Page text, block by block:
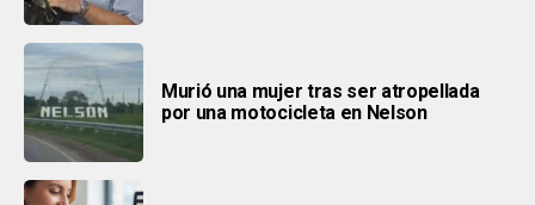
Murió una mujer tras ser atropellada
por una motocicleta en Nelson